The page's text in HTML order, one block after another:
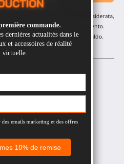
e offerte: nessuna email indesiderata,
l'iscrizione in qualsiasi momento.
prodotti, esclusi gli articoli in saldo.
Gunstock MagTube
Gunstock ProVolver
ProStraps sleeves
ProTas joystick